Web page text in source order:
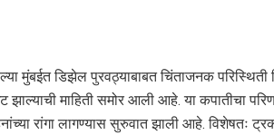
मुंबईत डिझेल पुरवठ्याबाबत चिंताजनक
झाल्याची माहिती समोर आली आहे. या कपातीचा
रांगा लागण्यास सुरुवात झाली आहे. विशेषतः